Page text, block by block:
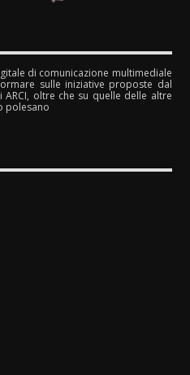
di comunicazione multimediale
sulle iniziative proposte dal
oltre che su quelle delle altre
polesano